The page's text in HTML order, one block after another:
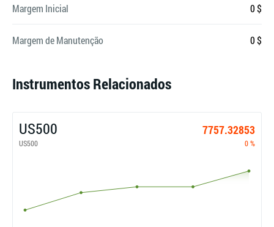
Margem Inicial 0 $
Margem de Manutenção 0 $
Instrumentos Relacionados
US500 7757.32853
US500 0 %